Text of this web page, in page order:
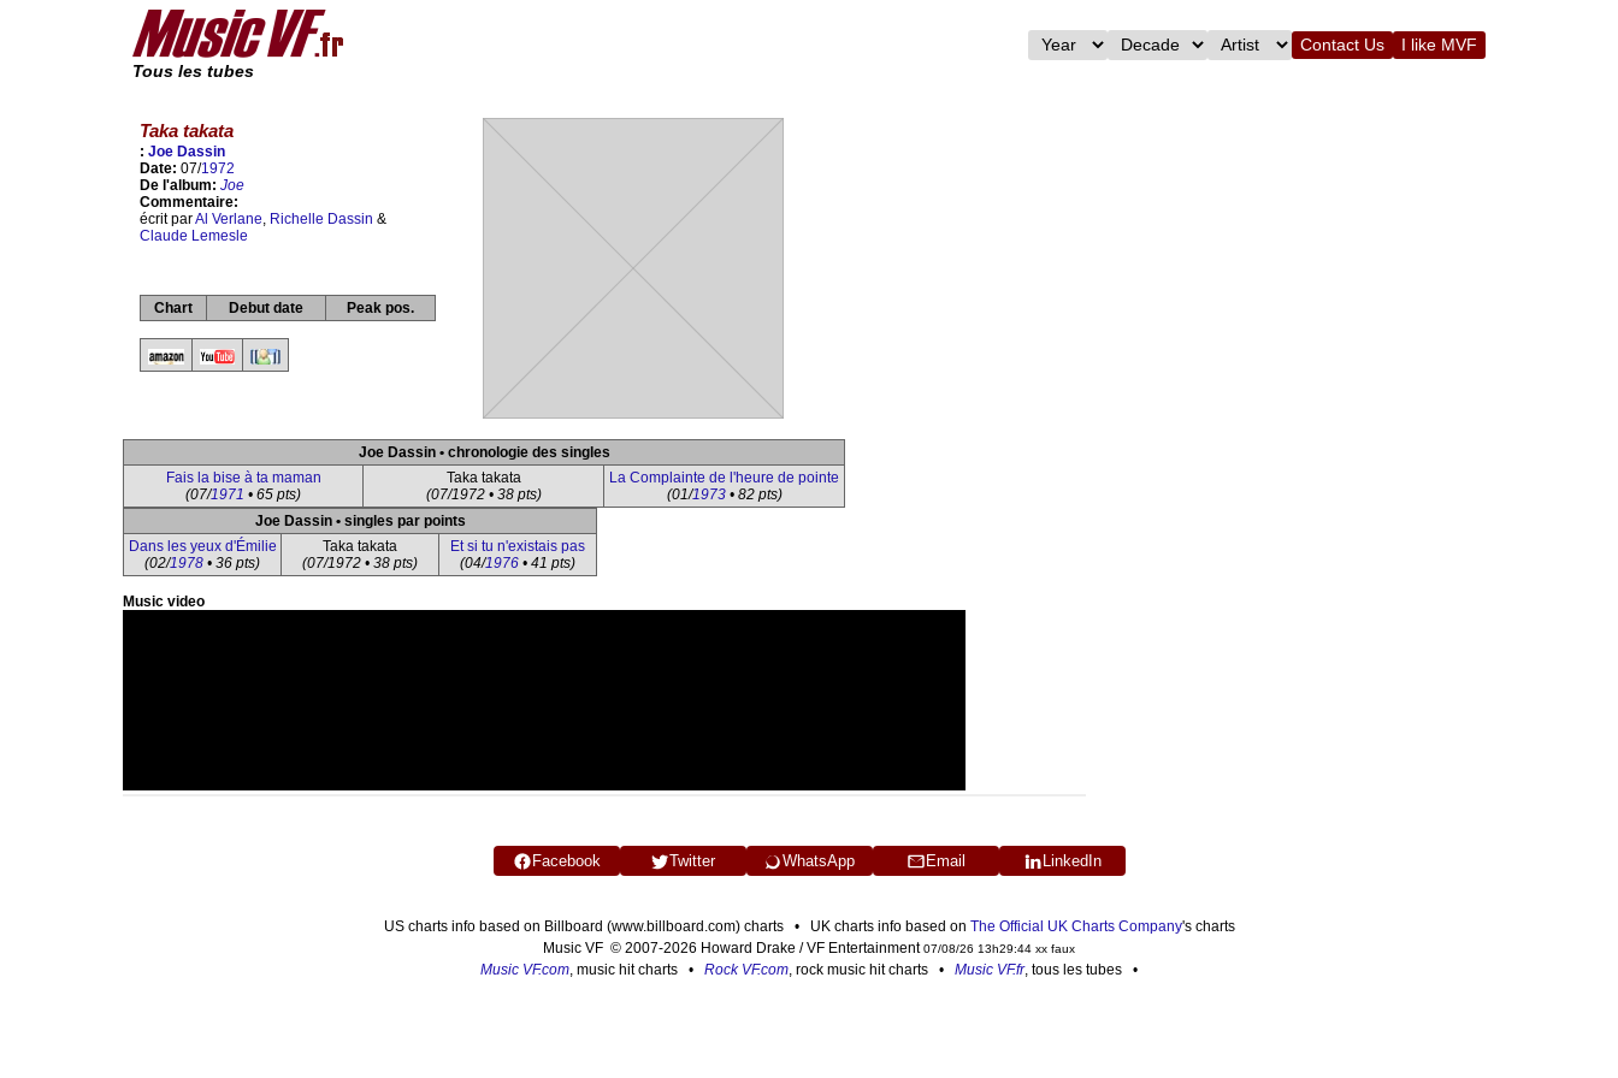
Tous les tubes
Contact Us I like MVF
Taka takata
: Joe Dassin
Date: 07/1972
De l'album: Joe
Commentaire:
écrit parAl Verlane, Richelle Dassin &
Claude Lemesle
Chart Debut date Peak pos.
Joe Dassin • chronologie des singles
Fais la bise à ta maman
(07/1971 • 65 pts)
Taka takata
(07/1972 • 38 pts)
La Complainte de l'heure de pointe
(01/1973• 82 pts)
Joe Dassin • singles par points
Dans les yeux d'Émilie
(02/1978 • 36 pts)
Taka takata
(07/1972 • 38 pts)
Et si tu n'existais pas
(04/1976 • 41 pts)
Music video
Facebook Twitter WhatsApp Email LinkedIn
US charts info based on Billboard (www.billboard.com) charts • UK charts info based on The Official UK Charts Company's charts
Music VF © 2007-2026 Howard Drake / VF Entertainment07/08/26 13h29:44 xx faux
Music VF.com, music hit charts • Rock VF.com, rock music hit charts • Music VF.fr, tous les tubes •